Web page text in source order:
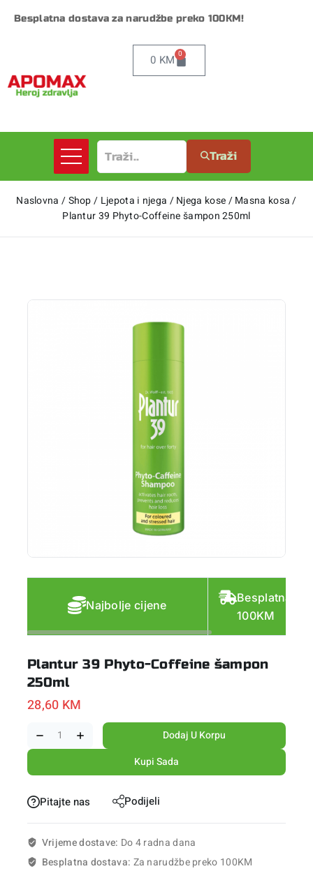
Besplatna dostava za narudžbe preko 100KM!
0 KM 0
Traži
Naslovna /Shop/ Ljepota i njega /Njega kose/Masna kosa /
Plantur 39 Phyto-Coffeine šampon 250ml
Najbolje cijene
Besplatna
100KM
Plantur 39 Phyto-Coffeine šampon
250ml
28,60 KM
Dodaj U Korpu
Kupi Sada
Pitajte nas Podijeli
Vrijeme dostave: Do 4 radna dana
Besplatna dostava: Za narudžbe preko 100KM